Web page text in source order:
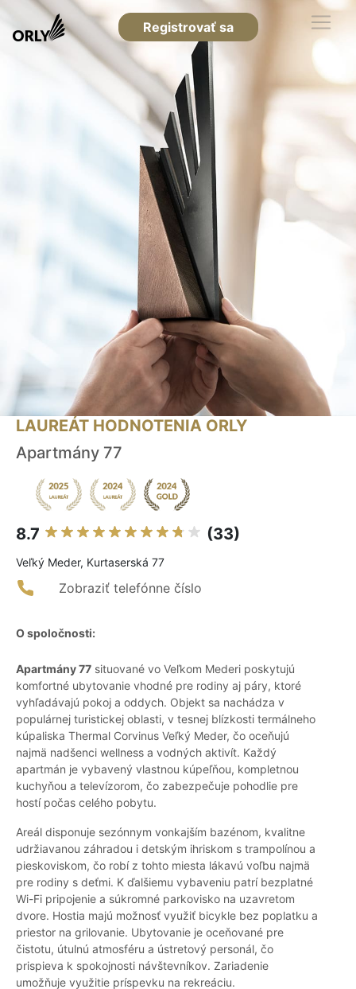
Registrovať sa
LAUREÁT HODNOTENIA ORLY
Apartmány 77
8.7 (33)
Veľký Meder, Kurtaserská 77
Zobraziť telefónne číslo
O spoločnosti:
Apartmány 77 situované vo Veľkom Mederi poskytujú
komfortné ubytovanie vhodné pre rodiny aj páry, ktoré
vyhľadávajú pokoj a oddych. Objekt sa nachádza v
populárnej turistickej oblasti, v tesnej blízkosti termálneho
kúpaliska Thermal Corvinus Veľký Meder, čo oceňujú
najmä nadšenci wellness a vodných aktivít. Každý
apartmán je vybavený vlastnou kúpeľňou, kompletnou
kuchyňou a televízorom, čo zabezpečuje pohodlie pre
hostí počas celého pobytu.
Areál disponuje sezónnym vonkajším bazénom, kvalitne
udržiavanou záhradou i detským ihriskom s trampolínou a
pieskoviskom, čo robí z tohto miesta lákavú voľbu najmä
pre rodiny s deťmi. K ďalšiemu vybaveniu patrí bezplatné
Wi-Fi pripojenie a súkromné parkovisko na uzavretom
dvore. Hostia majú možnosť využiť bicykle bez poplatku a
priestor na grilovanie. Ubytovanie je oceňované pre
čistotu, útulnú atmosféru a ústretový personál, čo
prispieva k spokojnosti návštevníkov. Zariadenie
umožňuje využitie príspevku na rekreáciu.